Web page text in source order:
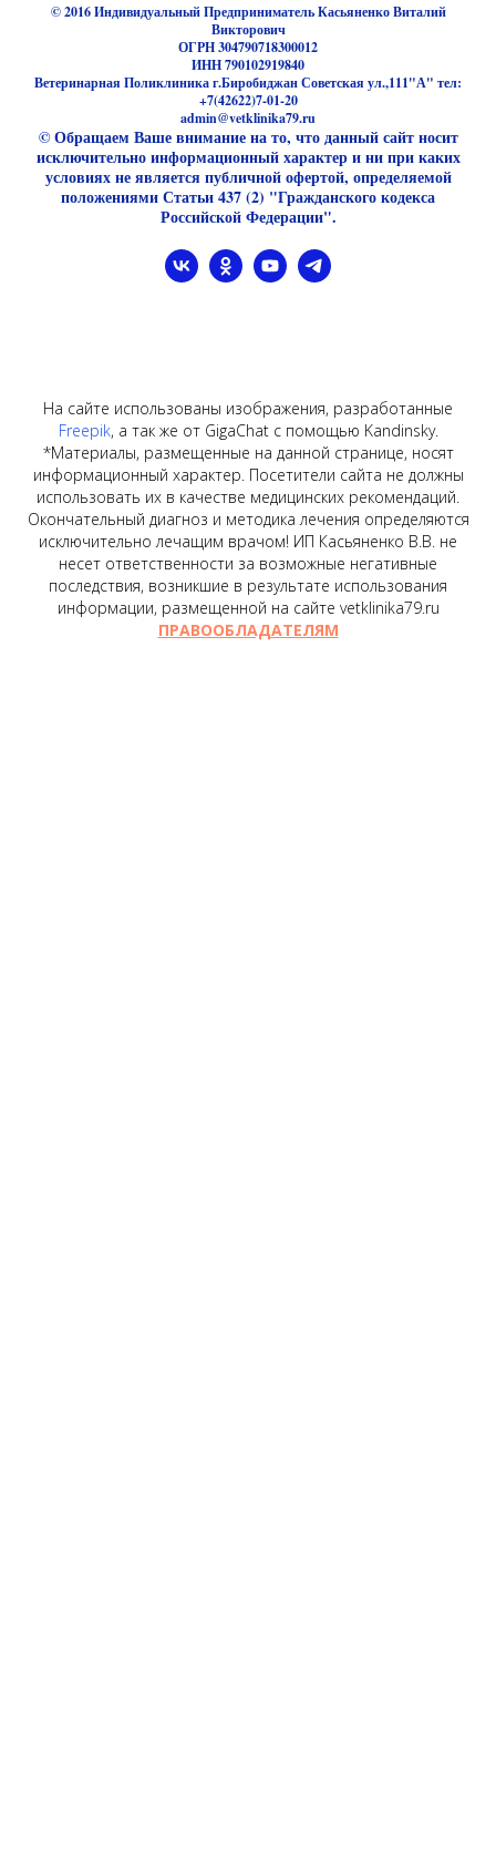
© 2016 Индивидуальный Предприниматель Касьяненко Виталий
Викторович
ОГРН 304790718300012
ИНН 790102919840
Ветеринарная Поликлиника г.Биробиджан Советская ул.,111"А" тел:
+7(42622)7-01-20
admin@vetklinika79.ru
© Обращаем Ваше внимание на то, что данный сайт носит
исключительно информационный характер и ни при каких
условиях не является публичной офертой, определяемой
положениями Статьи 437 (2) "Гражданского кодекса
Российской Федерации".
На сайте использованы изображения, разработанные
Freepik, а так же от GigaChat с помощью Kandinsky.
*Материалы, размещенные на данной странице, носят
информационный характер. Посетители сайта не должны
использовать их в качестве медицинских рекомендаций.
Окончательный диагноз и методика лечения определяются
исключительно лечащим врачом! ИП Касьяненко В.В. не
несет ответственности за возможные негативные
последствия, возникшие в результате использования
информации, размещенной на сайте vetklinika79.ru
ПРАВООБЛАДАТЕЛЯМ